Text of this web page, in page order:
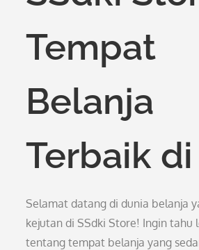
Tempat
Belanja
Terbaik
Selamat datang di dunia belanja
kejutan di SSdki Store! Ingin tahu
tentang tempat belanja yang